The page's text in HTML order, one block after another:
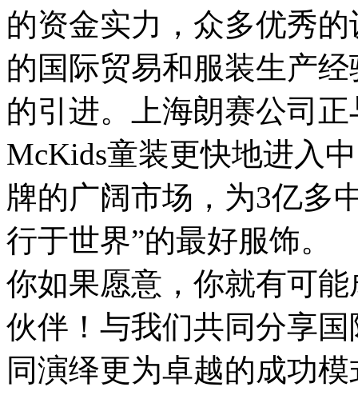
的资金实力，众多优秀
的国际贸易和服装生产
的引进。上海朗赛公司
McKids童装更快地进入
牌的广阔市场，为3亿多
行于世界”的最好服饰。
你如果愿意，你就有可
伙伴！与我们共同分享
同演绎更为卓越的成功模